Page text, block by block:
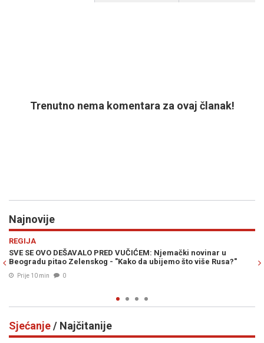
Trenutno nema komentara za ovaj članak!
Najnovije
REGIJA
SVE SE OVO DEŠAVALO PRED VUČIĆEM: Njemački novinar u
Beogradu pitao Zelenskog - "Kako da ubijemo što više Rusa?"
Prije 10 min 0
Sjećanje/ Najčitanije